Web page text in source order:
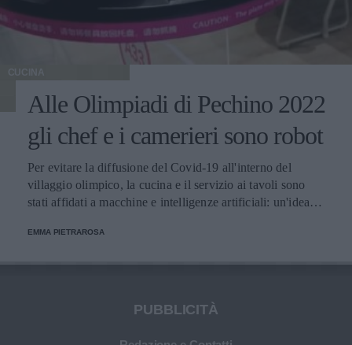
CUCINA
Alle Olimpiadi di Pechino 2022
gli chef e i camerieri sono robot
Per evitare la diffusione del Covid-19 all'interno del
villaggio olimpico, la cucina e il servizio ai tavoli sono
stati affidati a macchine e intelligenze artificiali: un'idea
EMMA PIETRAROSA
PUBBLICITÀ